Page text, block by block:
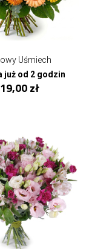
Uśmiech
już od 2 godzin
zł